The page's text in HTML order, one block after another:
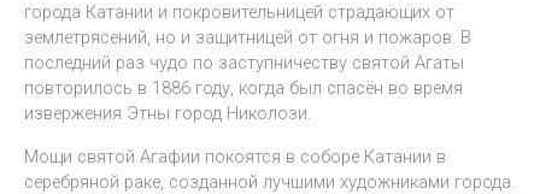
города Катании и покровительницей страдающих от
землетрясений, но и защитницей от огня и пожаров. В
последний раз чудо по заступничеству святой Агаты
повторилось в 1886 году, когда был спасён во время
извержения Этны город Николози.
Мощи святой Агафии покоятся в соборе Катании в
серебряной раке, созданной лучшими художниками города.